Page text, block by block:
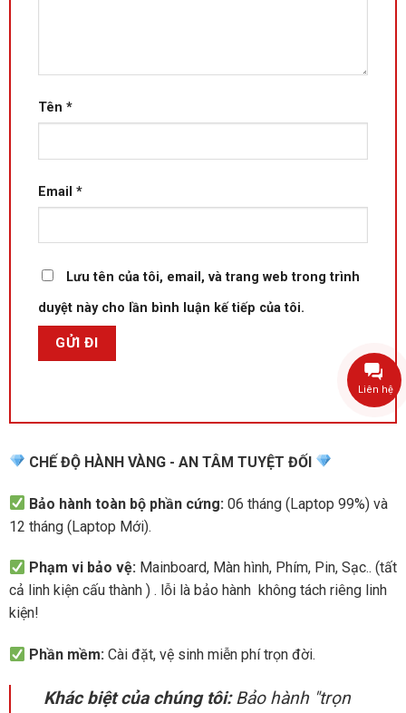
Tên *
Email *
Lưu tên của tôi, email, và trang web trong trình
duyệt này cho lần bình luận kế tiếp của tôi.
CHẾ ĐỘ HÀNH VÀNG - AN TÂM TUYỆT ĐỐI
Bảo hành toàn bộ phần cứng: 06 tháng (Laptop 99%) và
12 tháng (Laptop Mới).
Phạm vi bảo vệ: Mainboard, Màn hình, Phím, Pin, Sạc.. (tất
cả linh kiện cấu thành ) . lỗi là bảo hành không tách riêng linh
kiện!
Phần mềm: Cài đặt, vệ sinh miễn phí trọn đời.
Khác biệt của chúng tôi:Bảo hành "trọn
Liên hệ